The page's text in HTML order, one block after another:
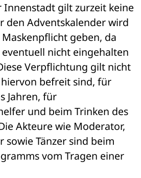
gilt zurzeit keine
den Adventskalender wird
geben, da
nicht eingehalten
Verpflichtung gilt nicht
befreit sind, für
Jahren, für
und beim Trinken des
Akteure wie Moderator,
sowie Tänzer sind beim
vom Tragen einer